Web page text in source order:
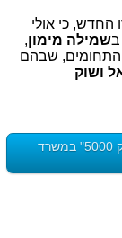
כי אולי
בשמילה מימון,
והתחומים, שבהם
ושוק
היעלמות השקיפות לא תוכל למנוע נפילה ל"תיק 5000" במשרד